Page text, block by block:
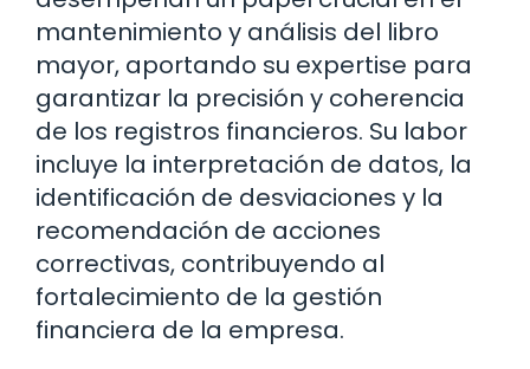
mantenimiento y análisis del libro
mayor, aportando su expertise para
garantizar la precisión y coherencia
de los registros financieros. Su labor
incluye la interpretación de datos, la
identificación de desviaciones y la
recomendación de acciones
correctivas, contribuyendo al
fortalecimiento de la gestión
financiera de la empresa.